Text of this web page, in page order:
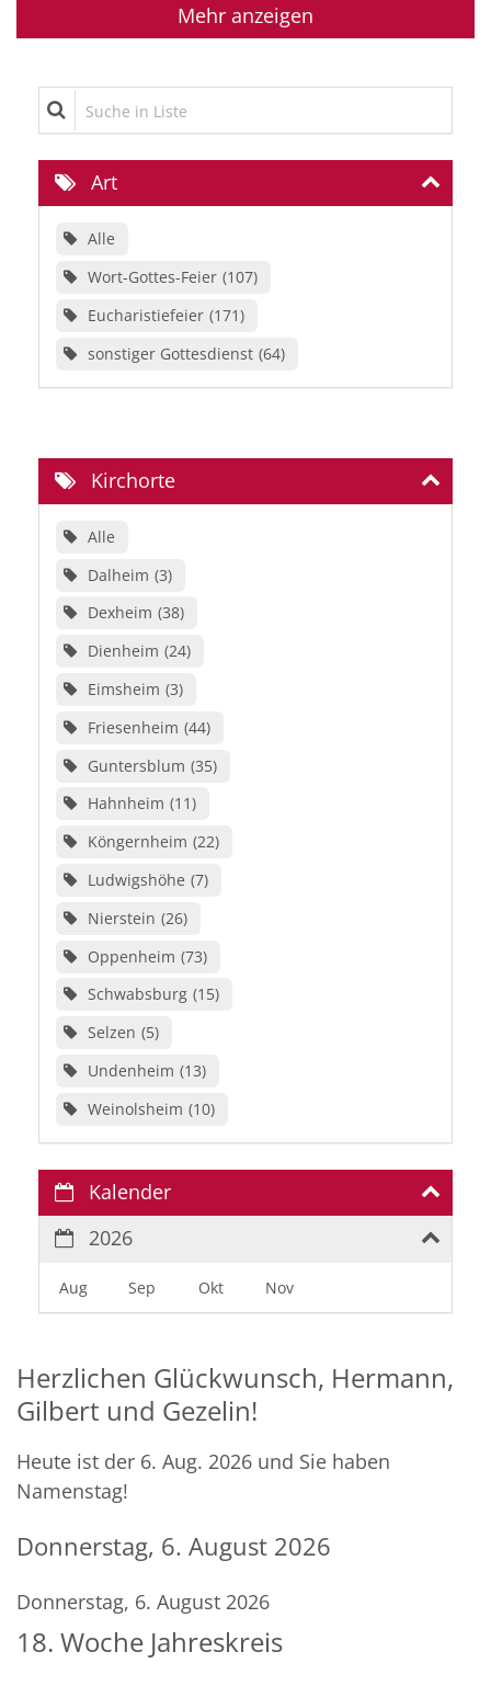
Mehr anzeigen
Suche in Liste
Art
Alle
Wort-Gottes-Feier 107
Eucharistiefeier 171
sonstiger Gottesdienst 64
Kirchorte
Alle
Dalheim 3
Dexheim 38
Dienheim 24
Eimsheim 3
Friesenheim 44
Guntersblum 35
Hahnheim 11
Köngernheim 22
Ludwigshöhe 7
Nierstein 26
Oppenheim 73
Schwabsburg 15
Selzen 5
Undenheim 13
Weinolsheim 10
Kalender
2026
Aug Sep Okt Nov
Herzlichen Glückwunsch, Hermann,
Gilbert und Gezelin!
Heute ist der 6. Aug. 2026 und Sie haben
Namenstag!
Donnerstag, 6. August 2026
Donnerstag, 6. August 2026
18. Woche Jahreskreis